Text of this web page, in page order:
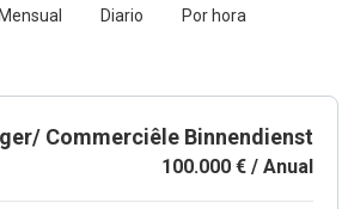
Mensual Diario Por hora
Commerciêle Binnendienst
100.000 € / Anual